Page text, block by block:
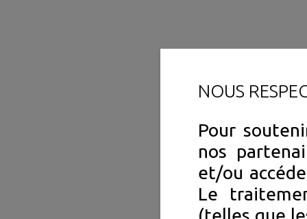
NOUS
Pour
nos
et/ou
Le
(telles que